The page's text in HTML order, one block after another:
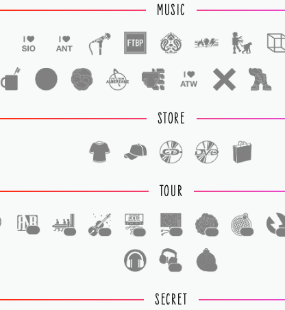
MUSIC
STORE
TOUR
SECRET